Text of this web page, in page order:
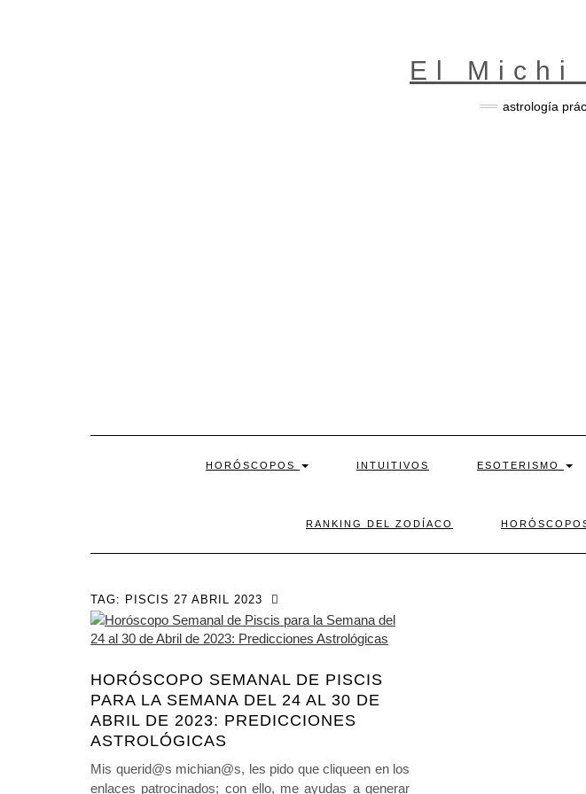
El Michi
astrología
HORÓSCOPOS INTUITIVOS ESOTERISMO
RANKING DEL ZODÍACO
TAG: PISCIS 27 ABRIL 2023
HORÓSCOPO SEMANAL DE PISCIS
PARA LA SEMANA DEL 24 AL 30 DE
ABRIL DE 2023: PREDICCIONES
ASTROLÓGICAS
Mis querid@s michian@s, les pido que cliqueen en los
enlaces patrocinados; con ello, me ayudas a generar